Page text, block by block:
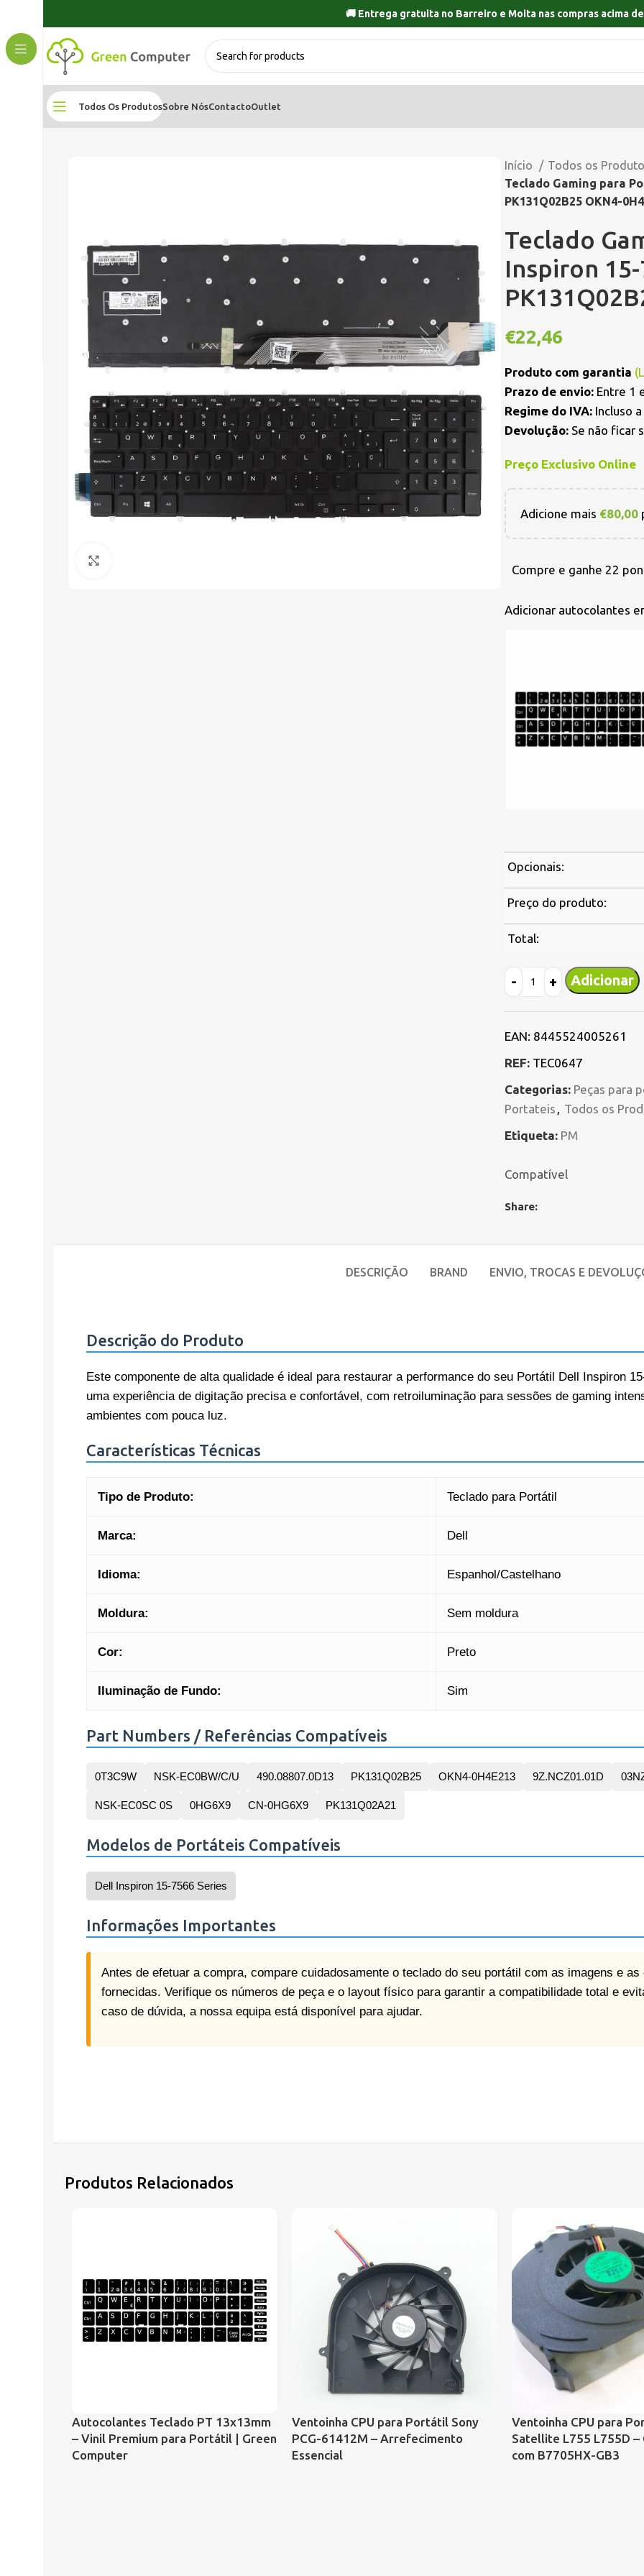
🚚 Entrega gratuita no Barreiro e Moita nas compras acima
Todos Os ProdutosSobre NósContactoOutlet
Início
Todos os
Teclado Gaming para
PK131Q02B25 OKN4-
Teclado
Inspiron
€22,46
Produto com garantia (
Prazo de envio: Entre 1
Regime do IVA: Incluso
Devolução: Se não ficar
Preço Exclusivo Online
Adicione mais €80,00
Compre e ganhe 22
Adicionar autocolantes
Opcionais:
Preço do produto:
Total:
Adicionar
EAN: 8445524005261
REF: TEC0647
Categorias: Peças para
Portateis , Todos os
Etiqueta: PM
Compatível
Share:
DESCRIÇÃO BRAND ENVIO, TROCAS E
Descrição do Produto
Este componente de alta qualidade é ideal para restaurar a performance do seu Portátil Dell Inspiron
uma experiência de digitação precisa e confortável, com retroiluminação para sessões de gaming
ambientes com pouca luz.
Características Técnicas
Tipo de Produto: Teclado para Portátil
Marca: Dell
Idioma: Espanhol/Castelhano
Moldura: Sem moldura
Cor: Preto
Iluminação de Fundo: Sim
Part Numbers / Referências Compatíveis
0T3C9W NSK-EC0BW/C/U 490.08807.0D13 PK131Q02B25 OKN4-0H4E213 9Z.NCZ01.01D
NSK-EC0SC 0S 0HG6X9 CN-0HG6X9 PK131Q02A21
Modelos de Portáteis Compatíveis
Dell Inspiron 15-7566 Series
Informações Importantes
Antes de efetuar a compra, compare cuidadosamente o teclado do seu portátil com as imagens e
fornecidas. Verifique os números de peça e o layout físico para garantir a compatibilidade total e
caso de dúvida, a nossa equipa está disponível para ajudar.
Produtos Relacionados
Autocolantes Teclado PT 13x13mm
– Vinil Premium para Portátil | Green
Computer
Ventoinha CPU para Portátil Sony
PCG-61412M – Arrefecimento
Essencial
Ventoinha CPU para
Satellite L755 L755D –
com B7705HX-GB3